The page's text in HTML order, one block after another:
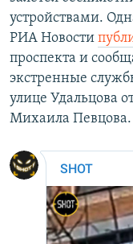
устройствами.
РИА Новости
проспекта и
экстренные
улице Удальцова
Михаила Певцова.